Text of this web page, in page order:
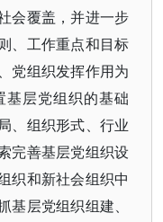
会覆盖，并进一步
、工作重点和目标
党组织发挥作用为
层党组织的基础
、组织形式、行业
完善基层党组织设
织和新社会组织中
层党组织组建、